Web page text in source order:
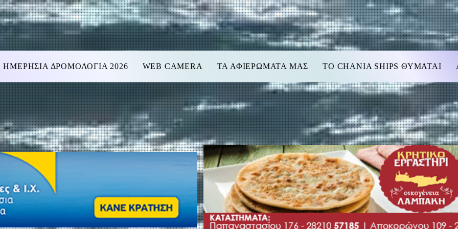
ΗΜΕΡΗΣΙΑ ΔΡΟΜΟΛΟΓΙΑ 2026 WEB CAMERA ΤΑ ΑΦΙΕΡΩΜΑΤΑ ΜΑΣ TO CHANIA SHIPS ΘΥΜΑΤΑΙ